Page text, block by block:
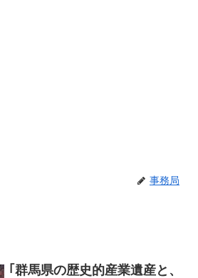
事務局
｢群馬県の歴史的産業遺産と、